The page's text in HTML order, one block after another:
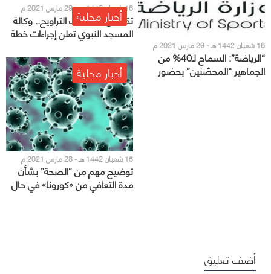
16 شعبان 1442 هـ - 29 مارس 2021 م
“الرياضة”: السماح لـ40% من
الجماهير “المحصّنين” بحضور
مباراة السعودية وفلسطين
أخبار محلية16 شعبان 1442 هـ - 29 مارس 2021 م
تقليص تسليمات التراويح.. وكالة
المسجد النبوي تعلن إجراءات خطة
أخبار محلية
15 شعبان 1442 هـ - 28 مارس 2021 م
توضيح مهم من “الصحة” بشأن
مدة التعافي من «كورونا» في حال
عدم وجود أعراض
أضف تعليق